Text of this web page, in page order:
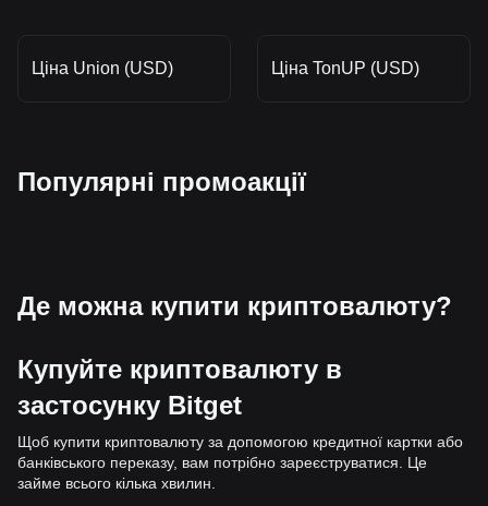
Ціна Union (USD) Ціна TonUP (USD)
Популярні промоакції
Де можна купити криптовалюту?
Купуйте криптовалюту в
застосунку Bitget
Щоб купити криптовалюту за допомогою кредитної картки або
банківського переказу, вам потрібно зареєструватися. Це
займе всього кілька хвилин.